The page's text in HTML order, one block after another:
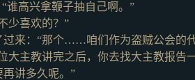
谁高兴拿鞭子抽自己啊。”
少喜欢的？”
来： “那个……咱们作为盗贼公会的
大主教讲完之后，你去找大主教报告
讲多久呢。”